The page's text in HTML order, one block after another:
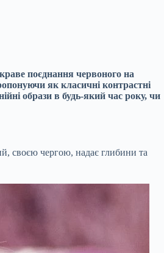
поєднання червоного на
як класичні контрастні
образи в будь-який час року, чи
своєю чергою, надає глибини та